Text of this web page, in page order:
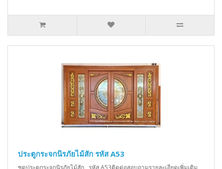
ประตูกระจกนิรภัยไม้สัก รหัส A53